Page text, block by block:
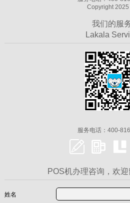
Copyright 2025
我们的服
Lakala
服务电话：400-
POS机办理咨询，欢
姓名